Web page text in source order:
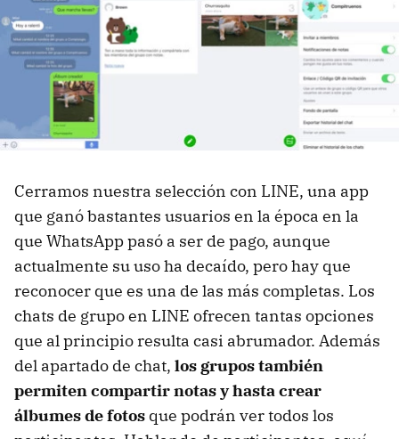
Cerramos nuestra selección con LINE, una app
que ganó bastantes usuarios en la época en la
que WhatsApp pasó a ser de pago, aunque
actualmente su uso ha decaído, pero hay que
reconocer que es una de las más completas. Los
chats de grupo en LINE ofrecen tantas opciones
que al principio resulta casi abrumador. Además
del apartado de chat, los grupos también
permiten compartir notas y hasta crear
álbumes de fotos que podrán ver todos los